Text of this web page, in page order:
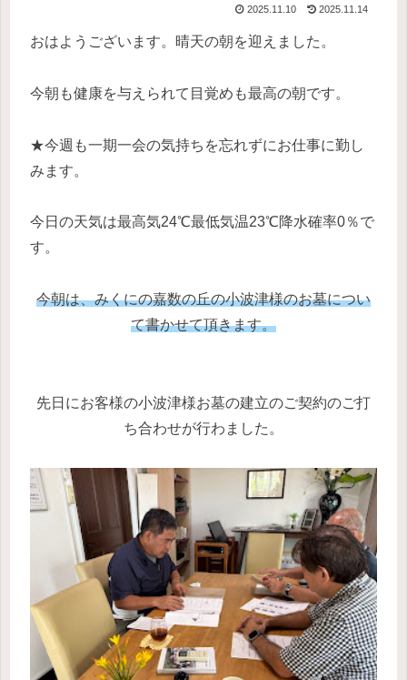
2025.11.10 2025.11.14
おはようございます。晴天の朝を迎えました。
今朝も健康を与えられて目覚めも最高の朝です。
★今週も一期一会の気持ちを忘れずにお仕事に勤し
みます。
今日の天気は最高気24℃最低気温23℃降水確率0％で
す。
今朝は、みくにの嘉数の丘の小波津様のお墓につい
て書かせて頂きます。
先日にお客様の小波津様お墓の建立のご契約のご打
ち合わせが行わました。